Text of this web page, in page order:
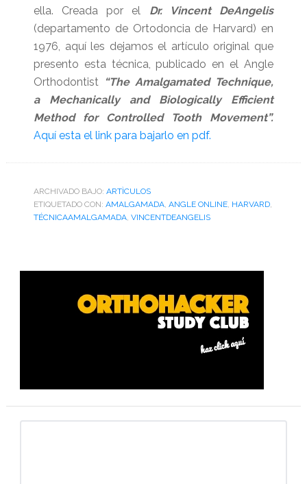
ella. Creada por el Dr. Vincent DeAngelis
(departamento de Ortodoncia de Harvard) en
1976, aquí les dejamos el artículo original que
presento esta técnica, publicado en el Angle
Orthodontist “The Amalgamated Technique,
a Mechanically and Biologically Efficient
Method for Controlled Tooth Movement”.
Aquí esta el link para bajarlo en pdf.
ARCHIVADO BAJO: ARTÌCULOS
ETIQUETADO CON: AMALGAMADA, ANGLE ONLINE, HARVARD,
TÉCNICAAMALGAMADA, VINCENTDEANGELIS
Barra
primaria